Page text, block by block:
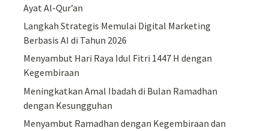
Ayat Al-Qur’an
Langkah Strategis Memulai Digital Marketing
Berbasis AI di Tahun 2026
Menyambut Hari Raya Idul Fitri 1447 H dengan
Kegembiraan
Meningkatkan Amal Ibadah di Bulan Ramadhan
dengan Kesungguhan
Menyambut Ramadhan dengan Kegembiraan dan